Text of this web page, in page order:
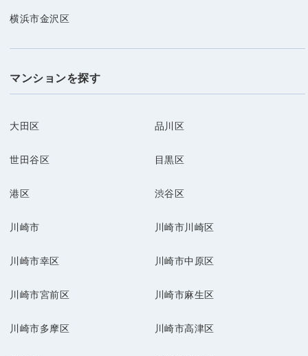
横浜市金沢区
マンションを探す
大田区 品川区
世田谷区 目黒区
港区 渋谷区
川崎市 川崎市川崎区
川崎市幸区 川崎市中原区
川崎市宮前区 川崎市麻生区
川崎市多摩区 川崎市高津区